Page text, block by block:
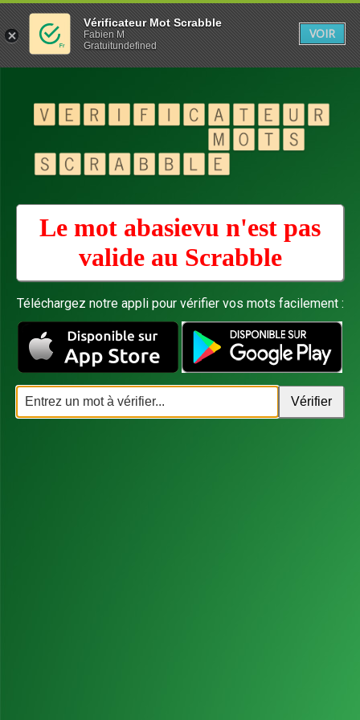
Le mot abasievu n'est pas
valide au Scrabble
Téléchargez notre appli pour vérifier vos mots facilement :
Vérificateur Mot Scrabble
Fabien M
Gratuitundefined
VOIR